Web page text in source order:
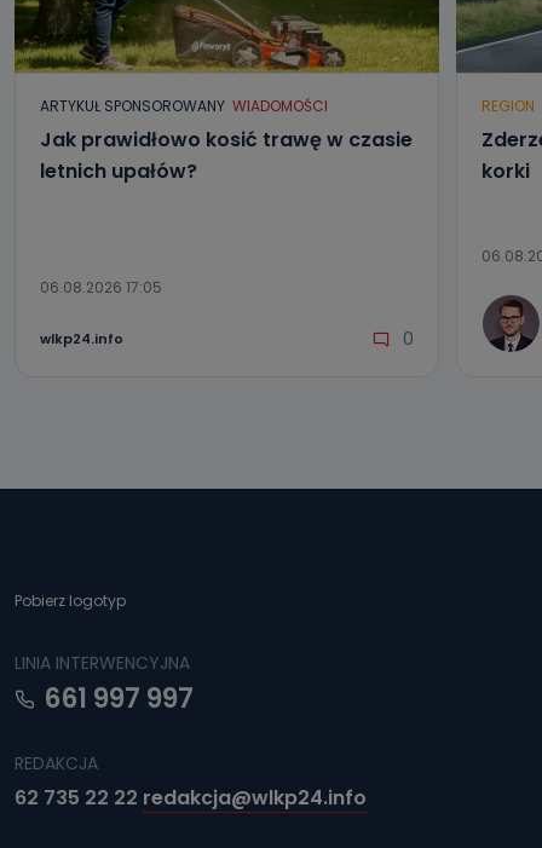
ARTYKUŁ SPONSOROWANY WIADOMOŚCI
Jak prawidłowo kosić trawę w czasie
letnich upałów?
06.08.2026 17:05
wlkp24.info 0
REGION
korki
Pobierz logotyp
LINIA INTERWENCYJNA
661 997 997
REDAKCJA
62 735 22 22 redakcja@wlkp24.info